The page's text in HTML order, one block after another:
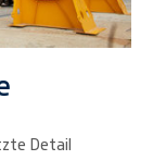
Detail